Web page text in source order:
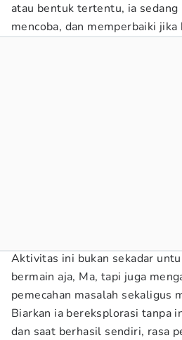
atau bentuk tertentu, ia sedang
mencoba, dan memperbaiki jika
Aktivitas ini bukan sekadar
bermain aja, Ma, tapi juga
pemecahan masalah sekaligus
Biarkan ia bereksplorasi tanpa
dan saat berhasil sendiri, rasa